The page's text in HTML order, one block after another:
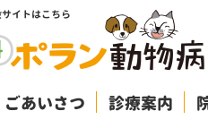
イトはこちら
ごあいさつ 診療案内